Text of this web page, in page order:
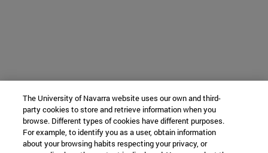
The University of Navarra website uses our own and third-
party cookies to store and retrieve information when you
browse. Different types of cookies have different purposes.
For example, to identify you as a user, obtain information
about your browsing habits respecting your privacy, or